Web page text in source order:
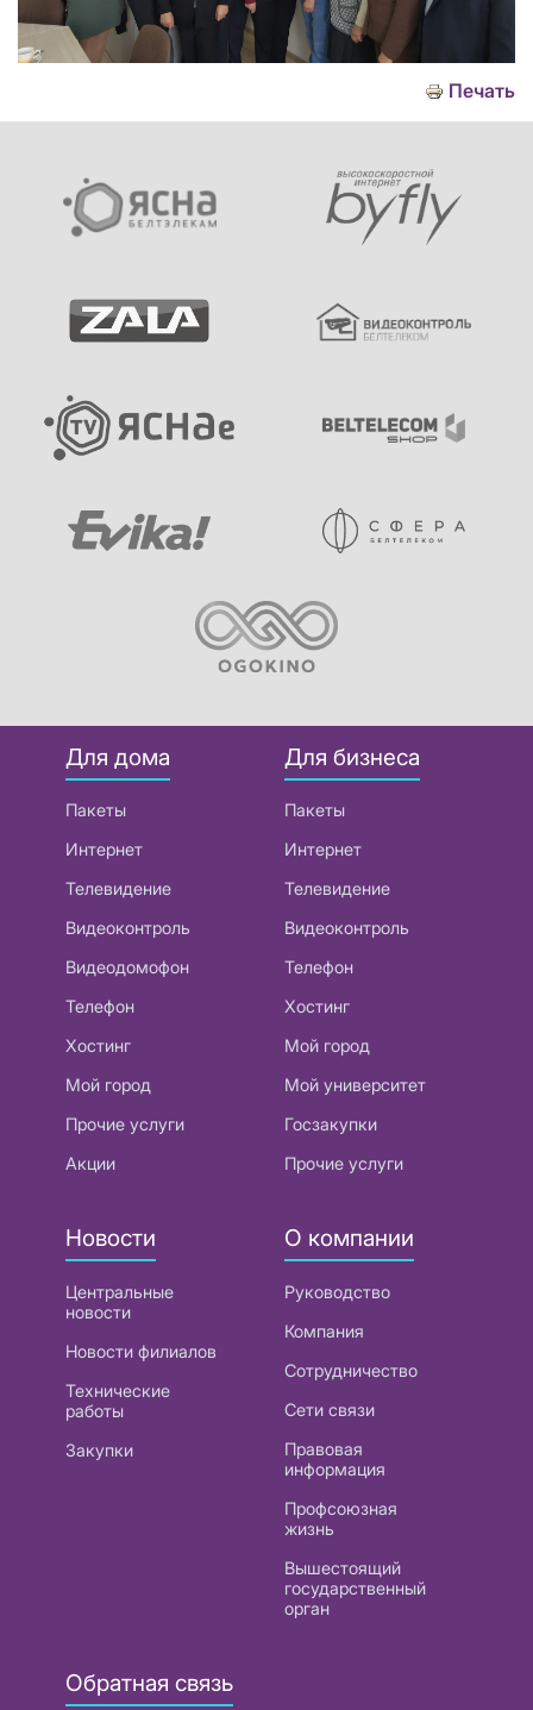
Печать
Для дома
Пакеты
Интернет
Телевидение
Видеоконтроль
Видеодомофон
Телефон
Хостинг
Мой город
Прочие услуги
Акции
Для бизнеса
Пакеты
Интернет
Телевидение
Видеоконтроль
Телефон
Хостинг
Мой город
Мой университет
Госзакупки
Прочие услуги
Новости
Центральные
новости
Новости филиалов
Технические
работы
Закупки
О компании
Руководство
Компания
Сотрудничество
Сети связи
Правовая
информация
Профсоюзная
жизнь
Вышестоящий
государственный
орган
Обратная связь